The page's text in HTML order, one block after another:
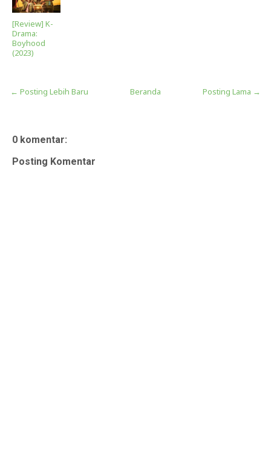
[Review] K-
Drama:
Boyhood
(2023)
← Posting Lebih Baru Posting Lama →
Beranda
0 komentar:
Posting Komentar